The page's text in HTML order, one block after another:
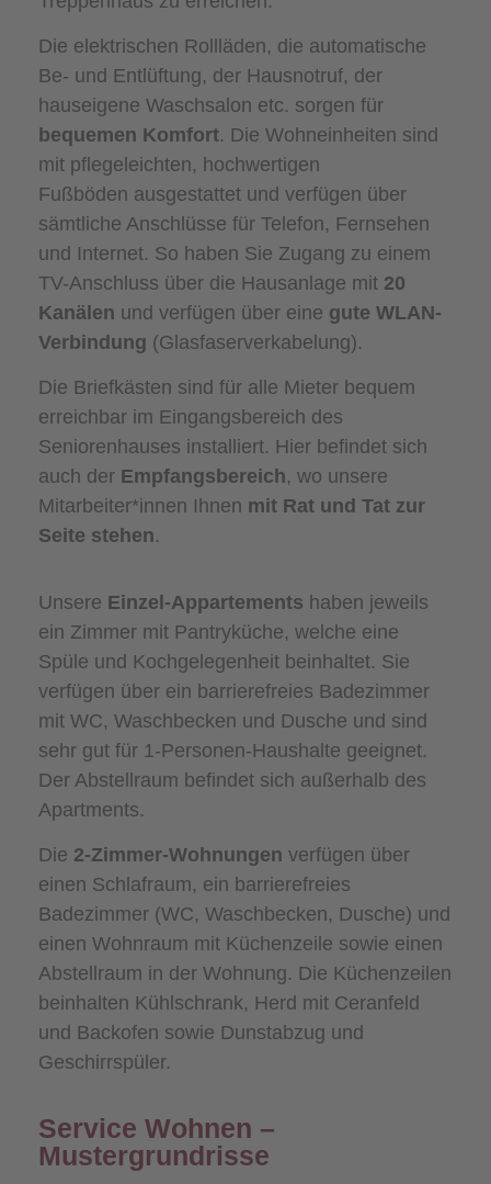
Die elektrischen Rollläden, die automatische
Be- und Entlüftung, der Hausnotruf, der
hauseigene Waschsalon etc. sorgen für
bequemen Komfort. Die Wohneinheiten sind
mit pflegeleichten, hochwertigen
Fußböden ausgestattet und verfügen über
sämtliche Anschlüsse für Telefon, Fernsehen
und Internet. So haben Sie Zugang zu einem
TV-Anschluss über die Hausanlage mit 20
Kanälen und verfügen über eine gute WLAN-
Verbindung (Glasfaserverkabelung).
Die Briefkästen sind für alle Mieter bequem
erreichbar im Eingangsbereich des
Seniorenhauses installiert. Hier befindet sich
auch der Empfangsbereich, wo unsere
Mitarbeiter*innen Ihnen mit Rat und Tat zur
Seite stehen.
Unsere Einzel-Appartements haben jeweils
ein Zimmer mit Pantryküche, welche eine
Spüle und Kochgelegenheit beinhaltet. Sie
verfügen über ein barrierefreies Badezimmer
mit WC, Waschbecken und Dusche und sind
sehr gut für 1-Personen-Haushalte geeignet.
Der Abstellraum befindet sich außerhalb des
Apartments.
Die 2-Zimmer-Wohnungen verfügen über
einen Schlafraum, ein barrierefreies
Badezimmer (WC, Waschbecken, Dusche) und
einen Wohnraum mit Küchenzeile sowie einen
Abstellraum in der Wohnung. Die Küchenzeilen
beinhalten Kühlschrank, Herd mit Ceranfeld
und Backofen sowie Dunstabzug und
Geschirrspüler.
Service Wohnen –
Mustergrundrisse